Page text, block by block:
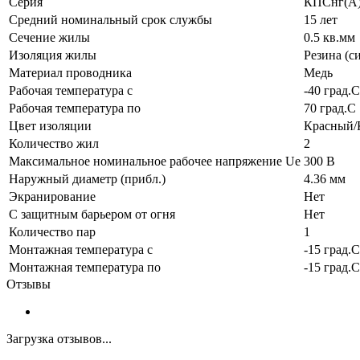
Средний номинальный срок службы
15 лет
Сечение жилы
0.5 кв.мм
Изоляция жилы
Резина
Материал проводника
Медь
Рабочая температура с
-40 град.C
Рабочая температура по
70 град.C
Цвет изоляции
Красный/
Количество жил
2
Максимальное номинальное рабочее напряжение Ue 300 В
Наружный диаметр (прибл.)
4.36 мм
Экранирование
Нет
С защитным барьером от огня
Нет
Количество пар
1
Монтажная температура с
-15 град.C
Монтажная температура по
-15 град.C
Отзывы
Загрузка отзывов...